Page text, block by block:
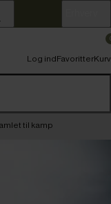
Log indFavoritterKurv
til kamp